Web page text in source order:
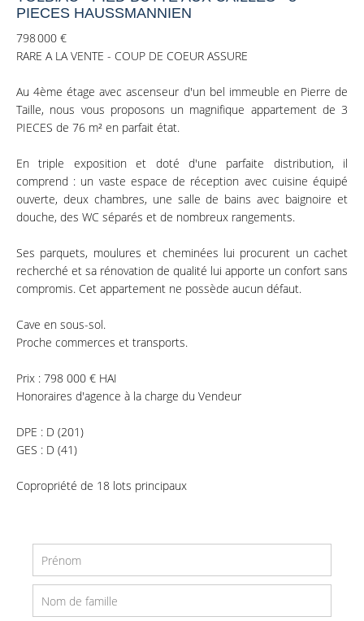
PIECES HAUSSMANNIEN
798 000 €
RARE A LA VENTE - COUP DE COEUR ASSURE
Au 4ème étage avec ascenseur d'un bel immeuble en Pierre de
Taille, nous vous proposons un magnifique appartement de 3
PIECES de 76 m² en parfait état.
En triple exposition et doté d'une parfaite distribution, il
comprend : un vaste espace de réception avec cuisine équipé
ouverte, deux chambres, une salle de bains avec baignoire et
douche, des WC séparés et de nombreux rangements.
Ses parquets, moulures et cheminées lui procurent un cachet
recherché et sa rénovation de qualité lui apporte un confort sans
compromis. Cet appartement ne possède aucun défaut.
Cave en sous-sol.
Proche commerces et transports.
Prix : 798 000 € HAI
Honoraires d'agence à la charge du Vendeur
DPE : D (201)
GES : D (41)
Copropriété de 18 lots principaux